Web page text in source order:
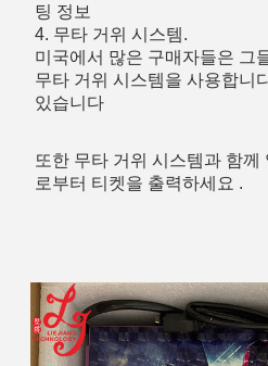
팅 정보
4. 무타 거위 시스템.
미국에서 많은 구매자들은 그
무타 거위 시스템을 사용합니
있습니다
또한 무타 거위 시스템과 함께
로부터 티켓을 출력하세요 .